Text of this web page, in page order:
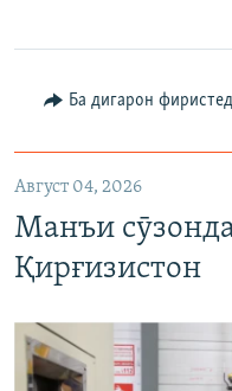
Ба дигарон фиристед
Август 04, 2026
Манъи
Қирғизистон